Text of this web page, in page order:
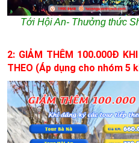
Tới Hội An- Thưởng thức
2: GIẢM THÊM 100.000Đ
THEO (Áp dụng cho nhóm 5